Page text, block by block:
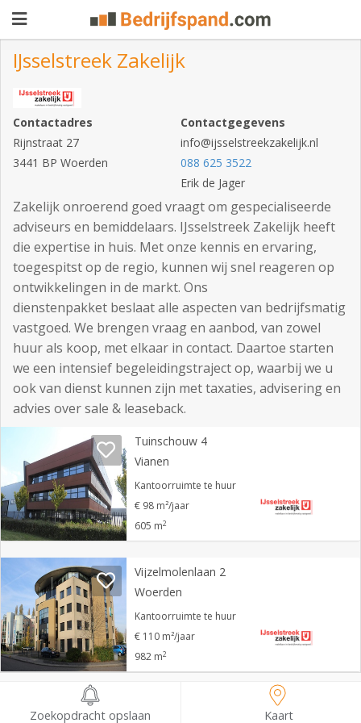
Pand
aanbieden
Pand
zoeken
adverteren
Premium
adverteren
Blog
Registreren
Login
IJsselstreek Zakelijk
Contactadres
Rijnstraat 27
3441 BP Woerden
Contactgegevens
info@ijsselstreekzakelijk.nl
088 625 3522
Erik de Jager
Zakelijk onroerend goed vraagt om gespecialiseerde
adviseurs en bemiddelaars. IJsselstreek Zakelijk heeft
die expertise in huis. Met onze kennis en ervaring,
toegespitst op de regio, kunnen wij snel reageren op
ontwikkelingen in de markt. Ons
dienstenpakket beslaat alle aspecten van bedrijfsmatig
vastgoed. We brengen vraag en aanbod, van zowel
huur als koop, met elkaar in contact. Daartoe starten
we een intensief begeleidingstraject op, waarbij we u
ook van dienst kunnen zijn met taxaties, advisering en
advies over sale & leaseback.
Tuinschouw 4
Vianen
Kantoorruimte te huur
€ 98 m²/jaar
605 m2
Vijzelmolenlaan 2
Woerden
Kantoorruimte te huur
€ 110 m²/jaar
982 m2
Zoekopdracht opslaan Kaart